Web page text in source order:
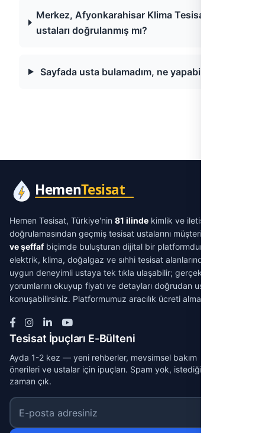
Merkez, Afyonkarahisar Klima Tesisatı
ustaları doğrulanmış mı?
Sayfada usta bulamadım, ne yapabilirim?
Hemen Tesisat, Türkiye'nin 81 ilinde kimlik ve iletişim
doğrulamasından geçmiş tesisat ustalarını müşterilerle
ve şeffafbiçimde buluşturan dijital bir platformdur. Su tesisatı,
elektrik, klima, doğalgaz ve sıhhi tesisat alanlarında ihtiyacınıza
uygun deneyimli ustaya tek tıkla ulaşabilir; gerçek müşteri
yorumlarını okuyup fiyatı ve detayları doğrudan ustayla
konuşabilirsiniz. Platformumuz aracılık ücreti almaz.
Tesisat İpuçları E-Bülteni
Ayda 1-2 kez — yeni rehberler, mevsimsel bakım
önerileri ve ustalar için ipuçları. Spam yok, istediğin
zaman çık.
E-posta adresiniz